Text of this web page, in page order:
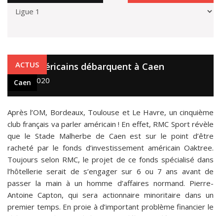
Caen
ACTUS
Caen
Les Américains débarquent à Caen
3 juil. 2020
Après l’OM, Bordeaux, Toulouse et Le Havre, un cinquième
club français va parler américain ! En effet, RMC Sport révèle
que le Stade Malherbe de Caen est sur le point d’être
racheté par le fonds d’investissement américain Oaktree.
Toujours selon RMC, le projet de ce fonds spécialisé dans
l’hôtellerie serait de s’engager sur 6 ou 7 ans avant de
passer la main à un homme d’affaires normand. Pierre-
Antoine Capton, qui sera actionnaire minoritaire dans un
premier temps. En proie à d’important problème financier le